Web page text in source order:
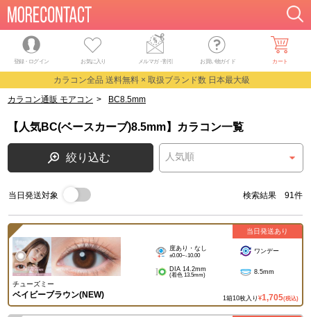
登録・ログイン お気に入り メルマガ・割引 お買い物ガイド カート
カラコン全品 送料無料 × 取扱ブランド数 日本最大級
カラコン通販 モアコン > BC8.5mm
【人気BC(ベースカーブ)8.5mm】カラコン一覧
絞り込む
当日発送対象 検索結果 91件
チューズミー
ベイビーブラウン(NEW)
度あり・なし
±0.00~-10.00
ワンデー
DIA 14.2mm
(着色 13.5mm) 8.5mm
1箱10枚入り ¥1,705(税込)
当日発送あり